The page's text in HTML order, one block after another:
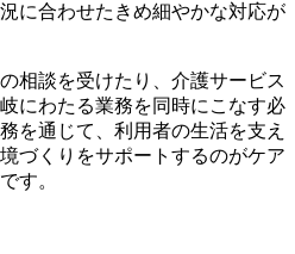
に合わせたきめ細やかな対応が
相談を受けたり、介護サービス
にわたる業務を同時にこなす必
を通じて、利用者の生活を支え
づくりをサポートするのがケア
す。